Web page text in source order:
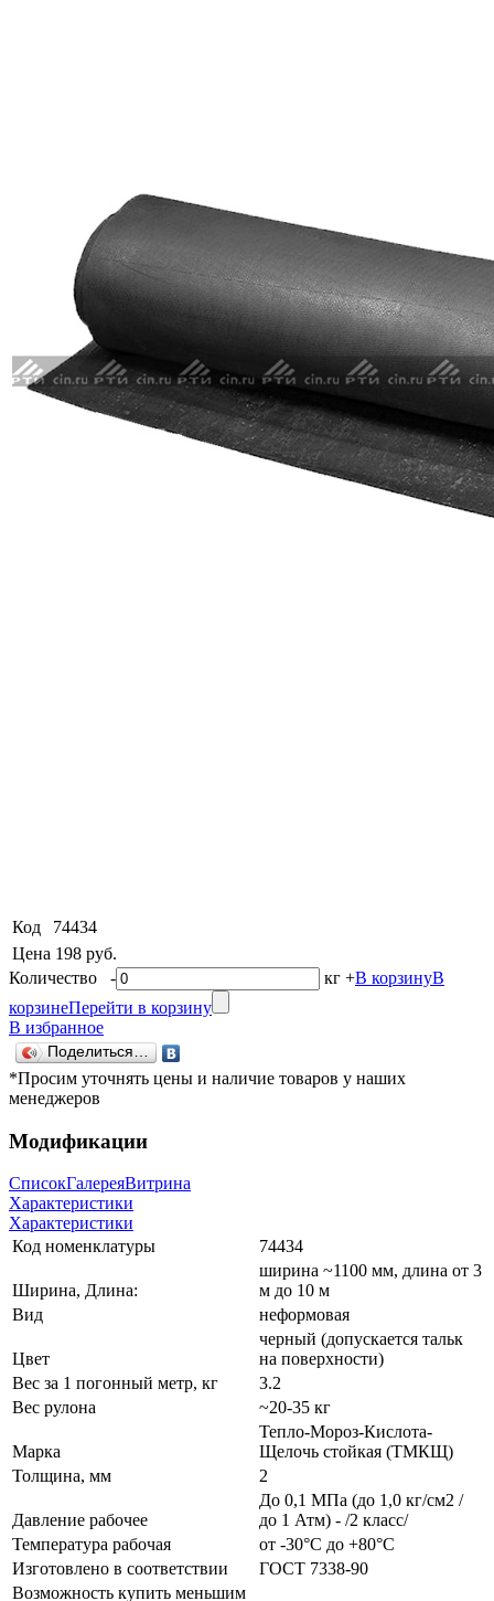
Код
74434
Цена 198 руб.
Количество - кг +В корзинуВ
корзинеПерейти в корзину
В избранное
Поделиться…
*Просим уточнять цены и наличие товаров у наших
менеджеров
Модификации
СписокГалереяВитрина
Характеристики
Характеристики
Код номенклатуры
74434
Ширина, Длина:
ширина ~1100 мм, длина от 3
м до 10 м
Вид
неформовая
Цвет
черный (допускается тальк
на поверхности)
Вес за 1 погонный метр, кг
3.2
Вес рулона
~20-35 кг
Марка
Тепло-Мороз-Кислота-
Щелочь стойкая (ТМКЩ)
Толщина, мм
2
Давление рабочее
До 0,1 МПа (до 1,0 кг/см2 /
до 1 Атм) - /2 класс/
Температура рабочая
от -30°С до +80°С
Изготовлено в соответствии
ГОСТ 7338-90
Возможность купить меньшим